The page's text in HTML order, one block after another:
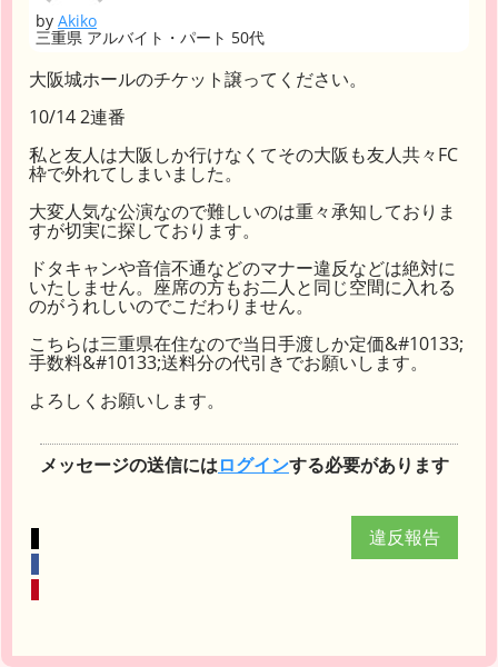
by Akiko
三重県 アルバイト・パート 50代
大阪城ホールのチケット譲ってください。
10/14 2連番
私と友人は大阪しか行けなくてその大阪も友人共々FC
枠で外れてしまいました。
大変人気な公演なので難しいのは重々承知しておりま
すが切実に探しております。
ドタキャンや音信不通などのマナー違反などは絶対に
いたしません。座席の方もお二人と同じ空間に入れる
のがうれしいのでこだわりません。
こちらは三重県在住なので当日手渡しか定価&#10133;
手数料&#10133;送料分の代引きでお願いします。
よろしくお願いします。
メッセージの送信にはログインする必要があります
違反報告